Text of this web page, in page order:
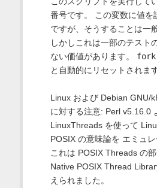
番号です。 この変数に値を
ですが、そうすることは一
しかしこれは一部のテスト
ない価値があります。
と自動的にリセットされます
Linux および Debian GNU/
に対する注意: Perl v5.16.0
LinuxThreads を使って
POSIX の意味論を エミュ
これは POSIX Threads の部
Native POSIX Thread
えられました。